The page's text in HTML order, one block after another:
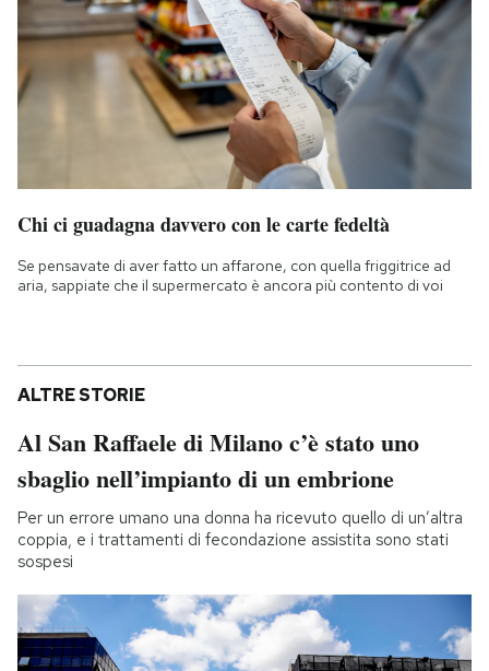
Chi ci guadagna davvero con le carte fedeltà
Se pensavate di aver fatto un affarone, con quella friggitrice ad
aria, sappiate che il supermercato è ancora più contento di voi
ALTRE STORIE
Al San Raffaele di Milano c’è stato uno
sbaglio nell’impianto di un embrione
Per un errore umano una donna ha ricevuto quello di un’altra
coppia, e i trattamenti di fecondazione assistita sono stati
sospesi